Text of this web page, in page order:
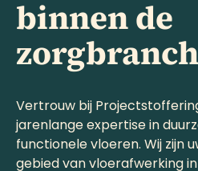
binnen de
Vertrouw bij
jarenlange expertise in
functionele vloeren. Wij zijn
gebied van vloerafwerking